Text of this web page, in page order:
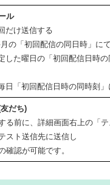
ル
だけ送信する
の「初回配信の同日時」に
した曜日の「初回配信日時
日「初回配信日時の同時刻」
だち)
る前に、詳細画面右上の「
スト送信先に送信し
確認が可能です。